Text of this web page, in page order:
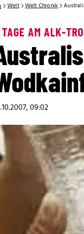
Welt Welt Chronik
AM ALK-
09:02